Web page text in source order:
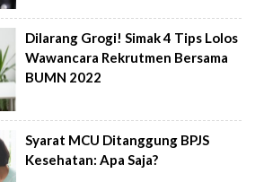
Dilarang Grogi! Simak 4 Tips Lolos
Wawancara Rekrutmen Bersama
BUMN 2022
Syarat MCU Ditanggung BPJS
Kesehatan: Apa Saja?